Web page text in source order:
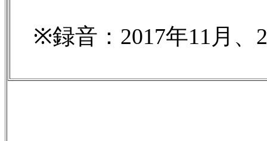
※録音：2017年11月、